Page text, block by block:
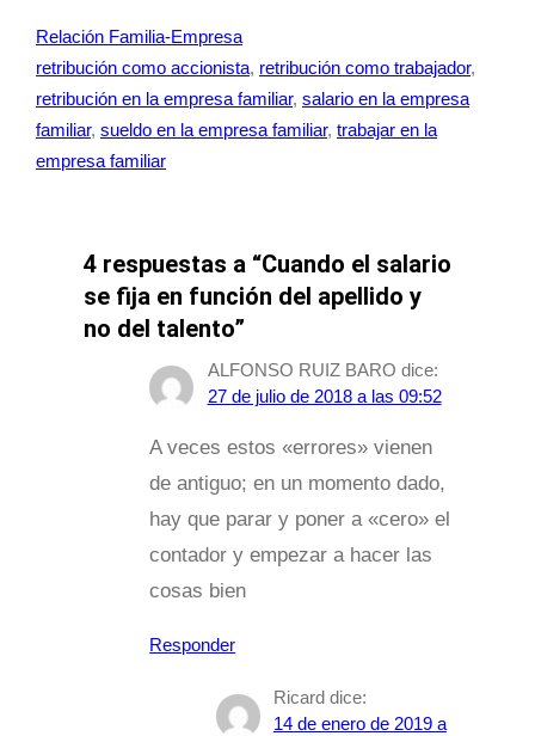
Relación Familia-Empresa
retribución como accionista, retribución como trabajador
retribución en la empresa familiar, salario en la empresa
familiar, sueldo en la empresa familiar, trabajar en la
empresa familiar
4 respuestas a “Cuando el salario
se fija en función del apellido y
no del talento”
ALFONSO RUIZ BARO dice:
27 de julio de 2018 a las 09:52
A veces estos «errores» vienen
de antiguo; en un momento dado,
hay que parar y poner a «cero» el
contador y empezar a hacer las
cosas bien
Responder
Ricard dice:
14 de enero de 2019 a